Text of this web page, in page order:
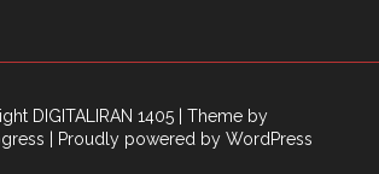
DIGITALIRAN 1405
| Theme by
| Proudly powered by WordPress